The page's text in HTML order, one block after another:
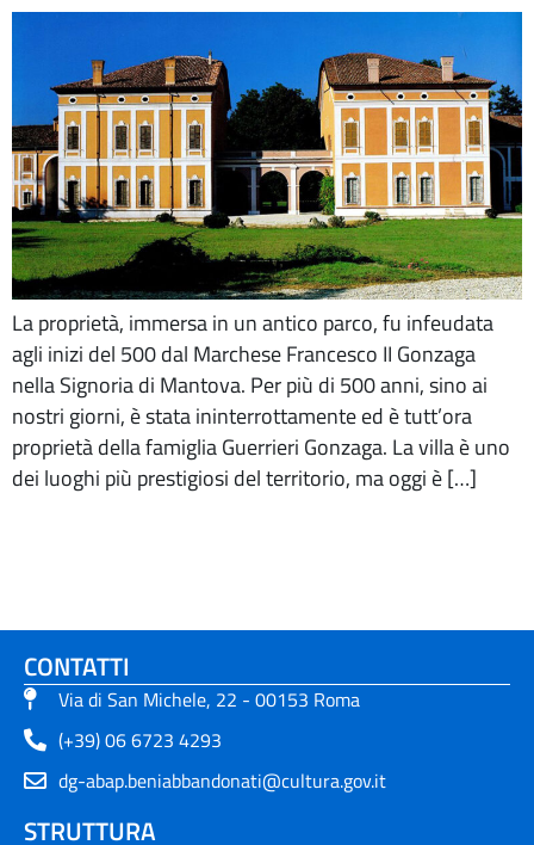
La proprietà, immersa in un antico parco, fu infeudata
agli inizi del 500 dal Marchese Francesco II Gonzaga
nella Signoria di Mantova. Per più di 500 anni, sino ai
nostri giorni, è stata ininterrottamente ed è tutt’ora
proprietà della famiglia Guerrieri Gonzaga. La villa è uno
dei luoghi più prestigiosi del territorio, ma oggi è […]
CONTATTI
Via di San Michele, 22 - 00153 Roma
(+39) 06 6723 4293
dg-abap.beniabbandonati@cultura.gov.it
STRUTTURA